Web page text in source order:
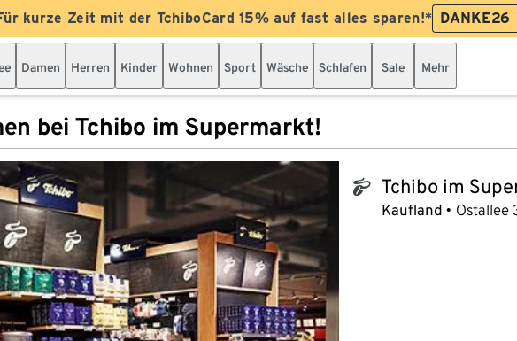
kurze Zeit mit der TchiboCard 15% auf fast alles sparen!* DANKE26
Damen Herren Kinder Wohnen Sport Wäsche Schlafen Sale Mehr
bei Tchibo im Supermarkt!
tchibo_logo Tchibo im
Kaufland Ostallee